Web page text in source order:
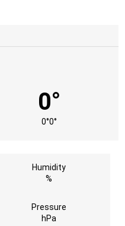
0°
0°0°
Humidity
%
Pressure
hPa